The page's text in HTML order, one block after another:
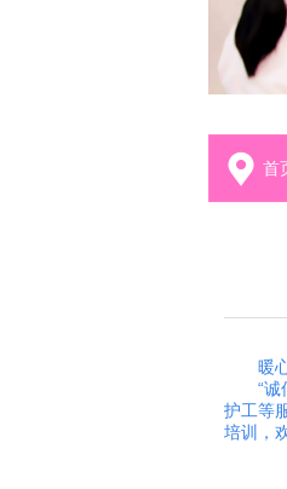
首
暖
“诚
护工等
培训，